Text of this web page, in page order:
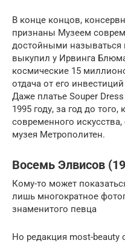
В конце концов,
признаны Музеем
достойными называться
выкупил у Ирвинга
космические 15
отдача от его
Даже платье Souper
1995 году, за год до
современного
музея Метрополитен.
Восемь Элвисов
Кому-то может
лишь многократное
знаменитого певца
Но редакция most-